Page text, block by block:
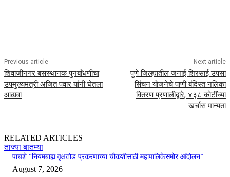
Previous article
शिवाजीनगर बसस्थानक पुनर्बांधणीचा
उपमुख्यमंत्री अजित पवार यांनी घेतला
आढावा
Next article
पुणे जिल्ह्यातील जनाई शिरसाई उपसा
सिंचन योजनेचे पाणी बंदिस्त नलिका
वितरण प्रणालीद्वारे, ४३८ कोटींच्या
खर्चास मान्यता
RELATED ARTICLES
ताज्या बातम्या
पाचशे “नियमबाह्य वृक्षतोड प्रकरणाच्या चौकशीसाठी महापालिकेसमोर आंदोलन”
August 7, 2026